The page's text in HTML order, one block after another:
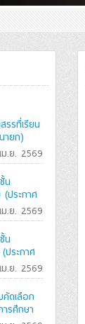
รรที่เรียน
ายก)
ม.ย. 2569
น
ประกาศ
ม.ย. 2569
น
ระกาศ
ม.ย. 2569
ดเลือก
รศึกษา